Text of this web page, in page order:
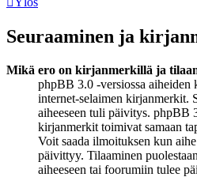
Seuraaminen ja
Mikä ero on kirjanmerkillä ja
phpBB 3.0 -versiossa
internet-selaimen kirjanmerkit.
aiheeseen tuli päivitys. phpBB
kirjanmerkit toimivat samaan
Voit saada ilmoituksen kun
päivittyy. Tilaaminen
aiheeseen tai foorumiin tulee